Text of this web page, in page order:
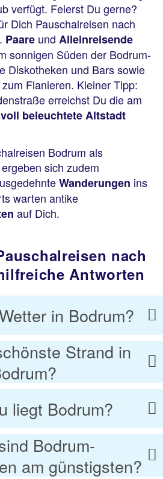
verfügt. Feierst Du gerne?
Dich Pauschalreisen nach
Paare und Alleinreisende
sonnigen Süden der Bodrum-
Diskotheken und Bars sowie
Flanieren. Kleiner Tipp:
erreichst Du die am
beleuchtete Altstadt
Bodrum als
sich zudem
Wanderungen ins
warten antike
auf Dich.
nach
Antworten
in Bodrum?
Strand in
liegt Bodrum?
Bodrum-
am günstigsten?